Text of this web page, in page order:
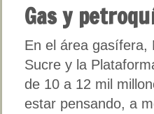
Gas y
En el área gasífera,
Sucre y la
de 10 a 12 mil
estar pensando, a